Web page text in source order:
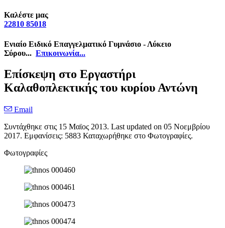
Καλέστε μας
22810 85018
Ενιαίο Ειδικό Επαγγελματικό Γυμνάσιο - Λύκειο
Σύρου... Επικοινωνία...
Επίσκεψη στο Eργαστήρι
Kαλαθοπλεκτικής του κυρίου Αντώνη
Email
Συντάχθηκε στις 15 Μαϊος 2013. Last updated on 05 Νοεμβρίου
2017. Εμφανίσεις: 5883 Καταχωρήθηκε στο Φωτογραφίες.
Φωτογραφίες